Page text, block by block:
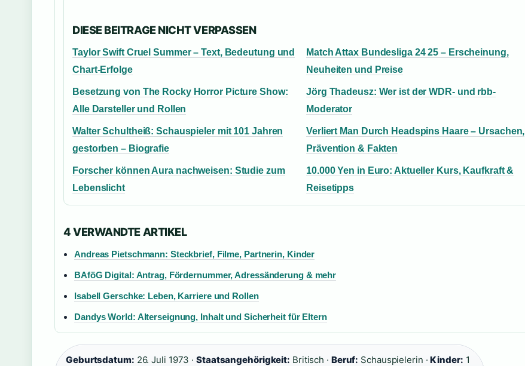
DIESE BEITRAGE NICHT VERPASSEN
Taylor Swift Cruel Summer – Text, Bedeutung und
Chart-Erfolge
Match Attax Bundesliga 24 25 – Erscheinung,
Neuheiten und Preise
Besetzung von The Rocky Horror Picture Show:
Alle Darsteller und Rollen
Jörg Thadeusz: Wer ist der WDR- und rbb-
Moderator
Walter Schultheiß: Schauspieler mit 101 Jahren
gestorben – Biografie
Verliert Man Durch Headspins Haare – Ursachen,
Prävention & Fakten
Forscher können Aura nachweisen: Studie zum
Lebenslicht
10.000 Yen in Euro: Aktueller Kurs, Kaufkraft &
Reisetipps
4 VERWANDTE ARTIKEL
Andreas Pietschmann: Steckbrief, Filme, Partnerin, Kinder
BAföG Digital: Antrag, Fördernummer, Adressänderung & mehr
Isabell Gerschke: Leben, Karriere und Rollen
Dandys World: Alterseignung, Inhalt und Sicherheit für Eltern
Geburtsdatum: 26. Juli 1973 ·Staatsangehörigkeit: Britisch · Beruf: Schauspielerin ·Kinder: 1